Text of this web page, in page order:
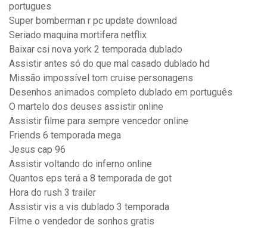
portugues
Super bomberman r pc update download
Seriado maquina mortifera netflix
Baixar csi nova york 2 temporada dublado
Assistir antes só do que mal casado dublado hd
Missão impossível tom cruise personagens
Desenhos animados completo dublado em português
O martelo dos deuses assistir online
Assistir filme para sempre vencedor online
Friends 6 temporada mega
Jesus cap 96
Assistir voltando do inferno online
Quantos eps terá a 8 temporada de got
Hora do rush 3 trailer
Assistir vis a vis dublado 3 temporada
Filme o vendedor de sonhos gratis